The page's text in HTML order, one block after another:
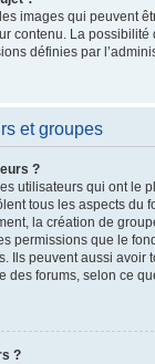
images qui peuvent
contenu. La possibilité
définies par
et groupes
?
utilisateurs qui ont le
tous les aspects du
la création de
permissions que le
Ils peuvent aussi avoir
des forums, selon ce
?